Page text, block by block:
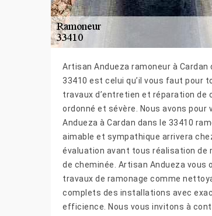
Artisan Andueza ramoneur à Cardan
33410 est celui qu’il vous faut pour
travaux d’entretien et réparation de
ordonné et sévère. Nous avons pour
Andueza à Cardan dans le 33410
aimable et sympathique arrivera
évaluation avant tous réalisation de
de cheminée. Artisan Andueza vous
travaux de ramonage comme
complets des installations avec
efficience. Nous vous invitons à